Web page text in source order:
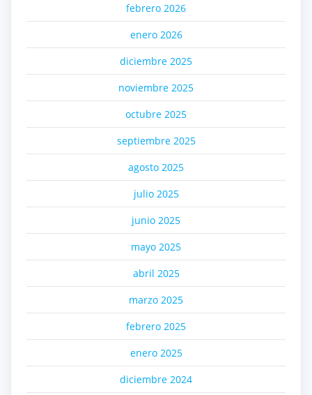
febrero 2026
enero 2026
diciembre 2025
noviembre 2025
octubre 2025
septiembre 2025
agosto 2025
julio 2025
junio 2025
mayo 2025
abril 2025
marzo 2025
febrero 2025
enero 2025
diciembre 2024